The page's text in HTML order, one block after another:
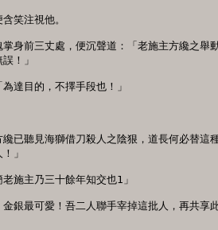
笑注視他。
身前三丈處，便沉聲道：「老施主方纔之舉
誤！」
達目的，不擇手段也！」
已聽見海獅借刀殺人之陰狠，道長何必替這
！」
施主乃三十餘年知交也1」
銀最可愛！吾二人聯手宰掉這批人，再共享